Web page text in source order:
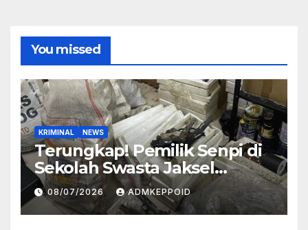
You missed
KRIMINAL NEWS
Terungkap! Pemilik Senpi di
Sekolah Swasta Jaksel
Ternyata Direktur
Perusahaan Airsoft Gun
Impor
08/07/2026 ADMKEPPOID